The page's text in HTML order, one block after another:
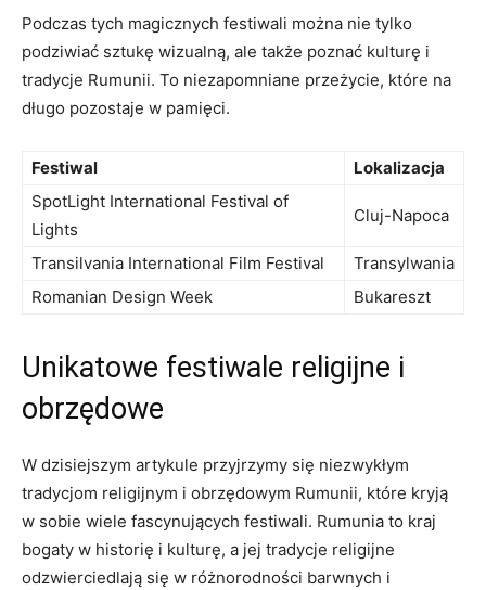
Podczas tych magicznych festiwali⁣ można⁤ nie tylko
‍podziwiać sztukę wizualną, ⁢ale także poznać ‍kulturę i⁢
tradycje Rumunii. To niezapomniane przeżycie, które na
długo pozostaje‍ w pamięci.
Festiwal
Lokalizacja
SpotLight ⁤International Festival of
‌Lights
Cluj-Napoca
Transilvania International Film ⁣Festival
Transylwania
Romanian ⁣Design Week
Bukareszt
Unikatowe festiwale religijne i
obrzędowe
W dzisiejszym artykule przyjrzymy ⁢się niezwykłym​
tradycjom religijnym⁣ i obrzędowym Rumunii, ‌które ​kryją
w⁤ sobie wiele fascynujących⁣ festiwali.⁣ Rumunia to⁣ kraj
bogaty w ⁤historię i kulturę,⁣ a jej tradycje religijne
odzwierciedlają się w różnorodności barwnych i